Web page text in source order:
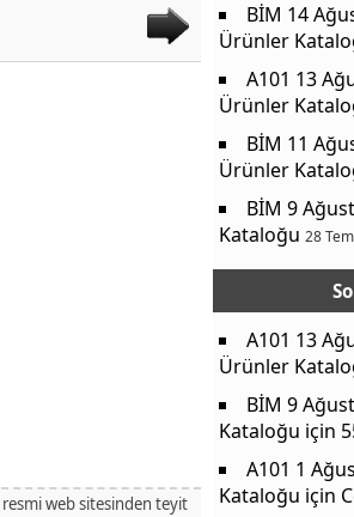
web sitesinden teyit
BİM 14
Ürünler
A101 13
Ürünler
BİM 11
Ürünler
BİM 9
Kataloğu 28
A101 13
Ürünler
BİM 9
Kataloğu için
A101 1
Kataloğu için